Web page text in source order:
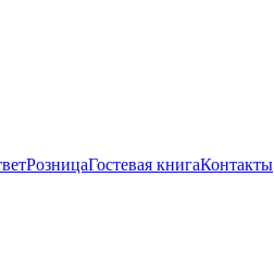
РозницаГостевая книгаКонтакты